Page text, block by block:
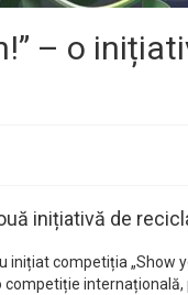
– o
inițiativă de
inițiat competiția „Show